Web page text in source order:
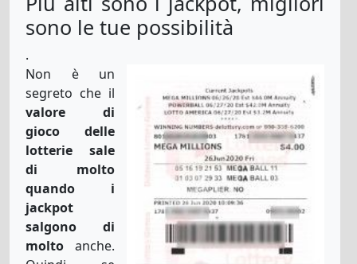
sono le tue possibilità
.
Non è un
segreto che il
valore di
gioco delle
lotterie sale
di molto
quando i
jackpot
salgono di
molto anche.